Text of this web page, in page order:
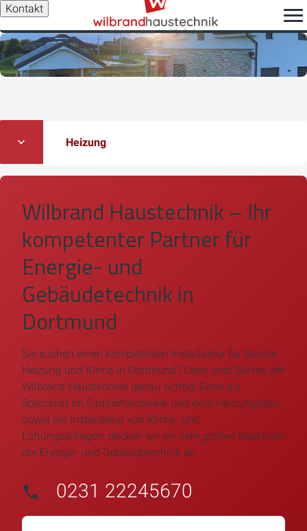
Kontakt
Heizung
Wilbrand Haustechnik – Ihr
kompetenter Partner für
Energie- und
Gebäudetechnik in
Dortmund
Sie suchen einen kompetenten Installateur für Sanitär,
Heizung und Klima in Dortmund? Dann sind Sie bei der
Wilbrand Haustechnik genau richtig! Denn als
Spezialist im Sanitärhandwerk und dem Heizungsbau,
sowie als Installateur von Klima- und
Lüftungsanlagen, decken wir ein sehr großes Spektrum
der Energie- und Gebäudetechnik ab.
0231 22245670